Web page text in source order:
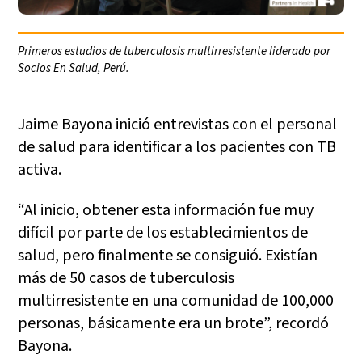
Primeros estudios de tuberculosis multirresistente liderado por
Socios En Salud, Perú.
Jaime Bayona inició entrevistas con el personal
de salud para identificar a los pacientes con TB
activa.
“Al inicio, obtener esta información fue muy
difícil por parte de los establecimientos de
salud, pero finalmente se consiguió. Existían
más de 50 casos de tuberculosis
multirresistente en una comunidad de 100,000
personas, básicamente era un brote”, recordó
Bayona.